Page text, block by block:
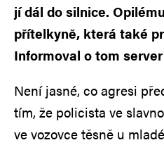
jí dál do silnice.
přítelkyně, která také
Informoval o tom
Není jasné, co agresi
tím, že policista ve
ve vozovce těsně u